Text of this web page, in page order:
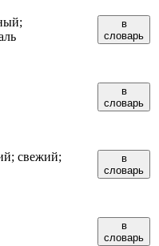
в
словарь
в
словарь
свежий;
в
словарь
в
словарь